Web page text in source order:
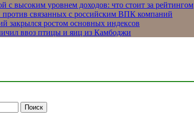
с высоким уровнем доходов: что стоит за рейтингом
против связанных с российским ВПК компаний
закрылся ростом основных индексов
ввоз птицы и яиц из Камбоджи